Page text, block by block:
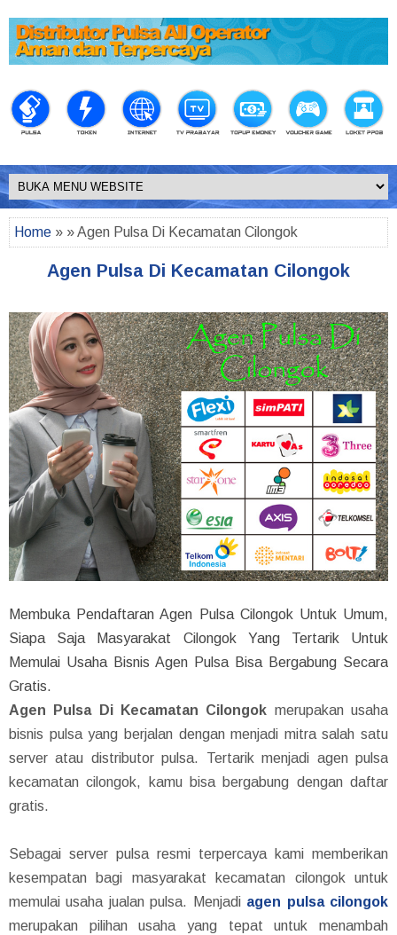
Home » » Agen Pulsa Di Kecamatan Cilongok
Agen Pulsa Di Kecamatan Cilongok
Membuka Pendaftaran Agen Pulsa Cilongok Untuk Umum,
Siapa Saja Masyarakat Cilongok Yang Tertarik Untuk
Memulai Usaha Bisnis Agen Pulsa Bisa Bergabung Secara
Gratis.
Agen Pulsa Di Kecamatan Cilongok merupakan usaha
bisnis pulsa yang berjalan dengan menjadi mitra salah satu
server atau distributor pulsa. Tertarik menjadi agen pulsa
kecamatan cilongok, kamu bisa bergabung dengan daftar
gratis.
Sebagai server pulsa resmi terpercaya kami memberikan
kesempatan bagi masyarakat kecamatan cilongok untuk
memulai usaha jualan pulsa. Menjadi agen pulsa cilongok
merupakan pilihan usaha yang tepat untuk menambah